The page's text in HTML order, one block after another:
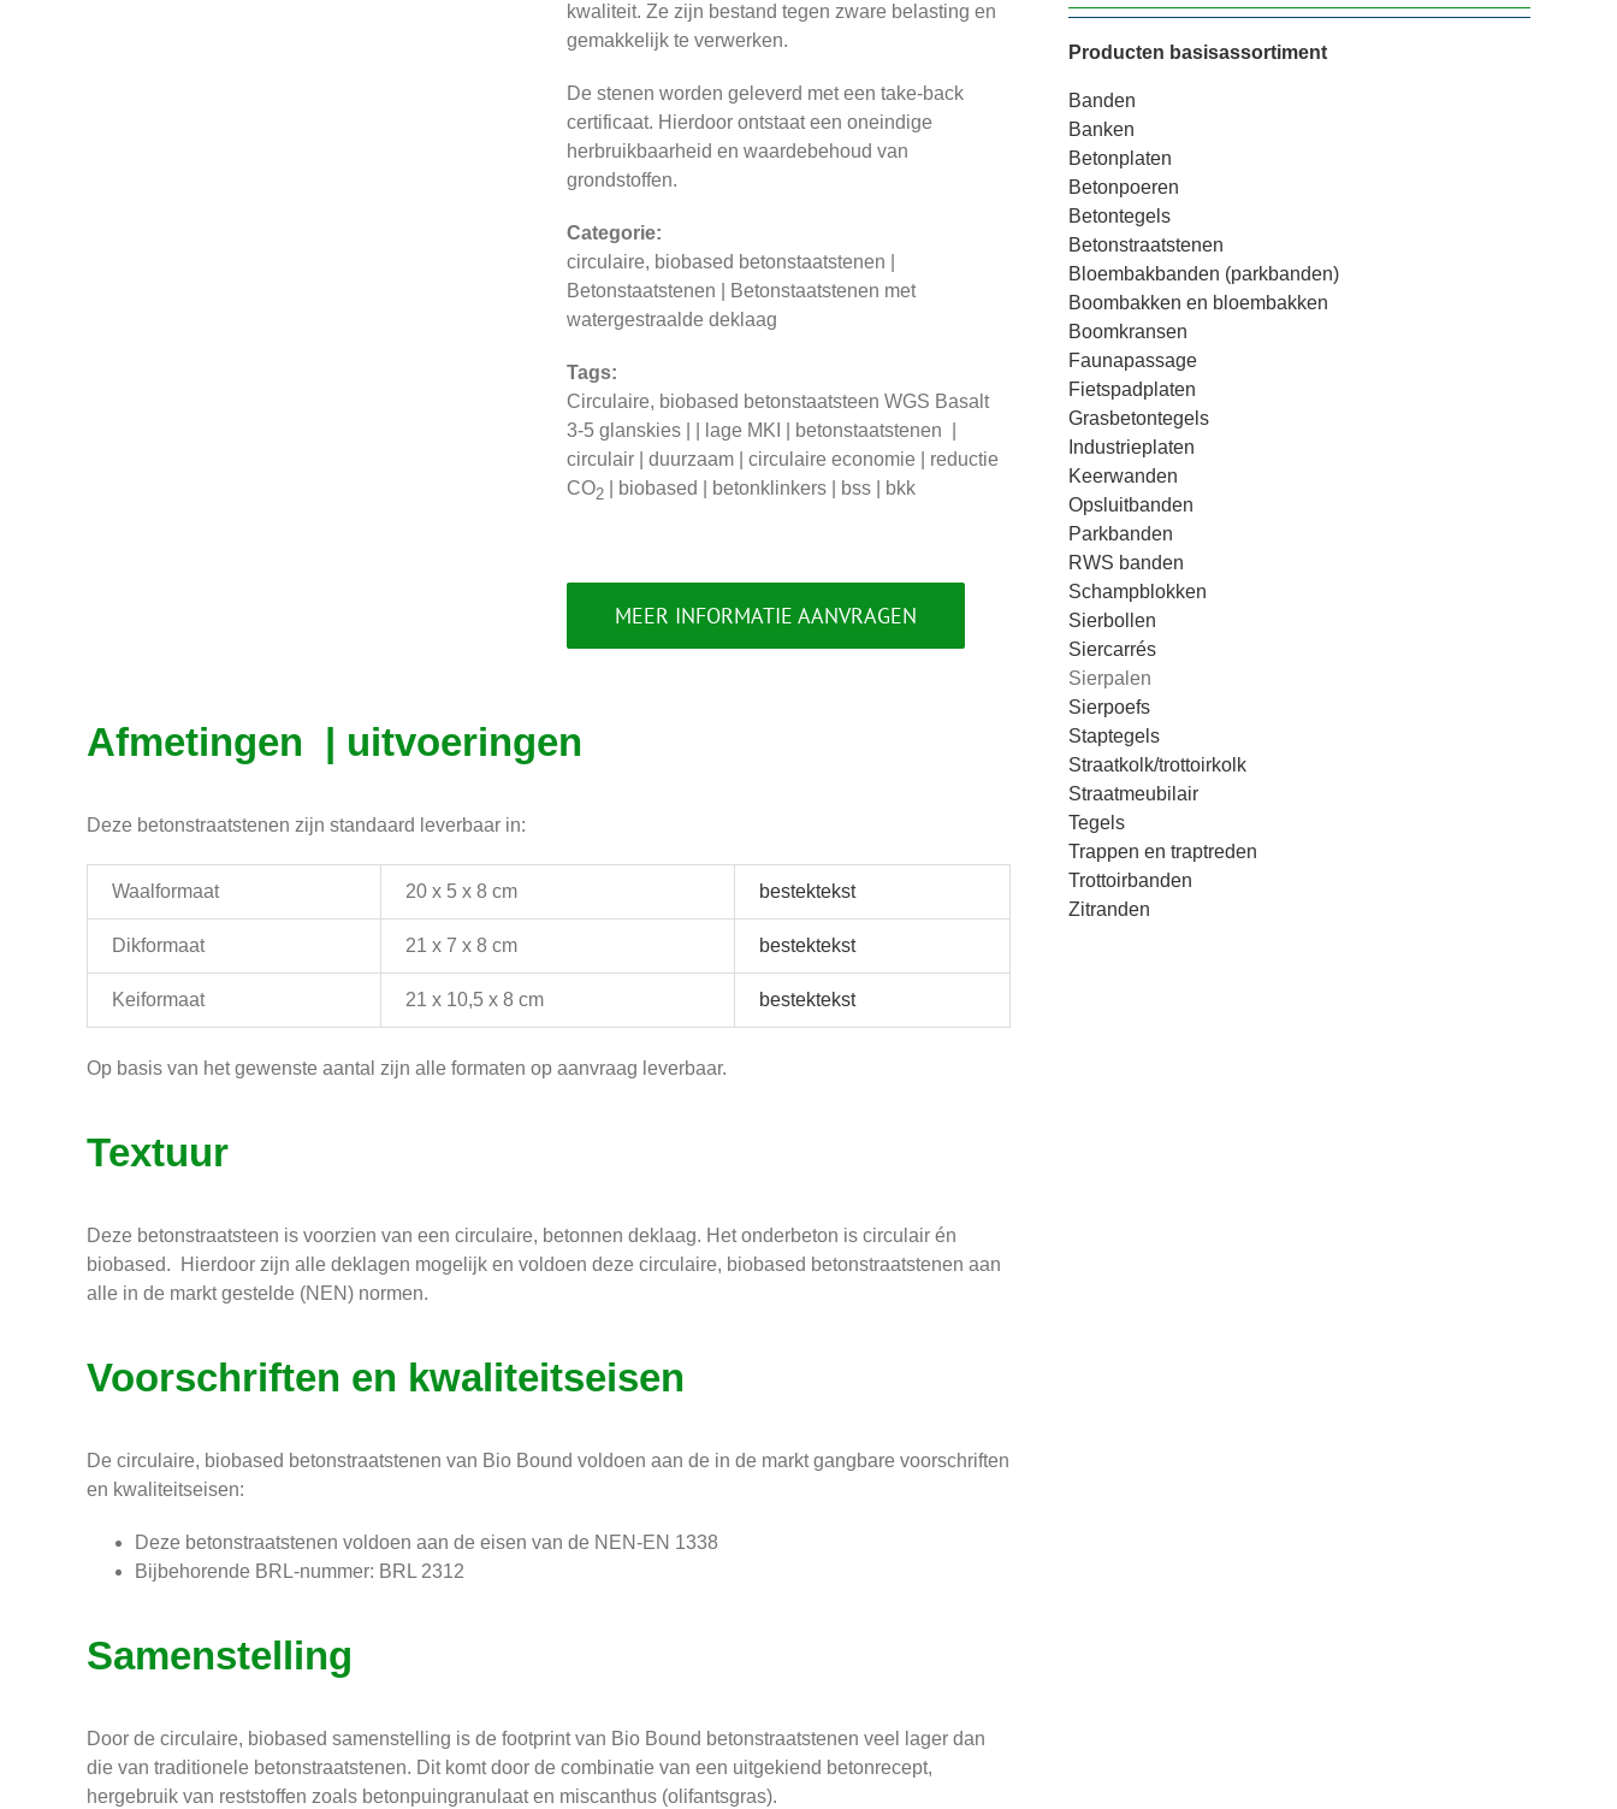
kwaliteit. Ze zijn bestand tegen zware belasting en
gemakkelijk te verwerken.
De stenen worden geleverd met een take-back
certificaat. Hierdoor ontstaat een oneindige
herbruikbaarheid en waardebehoud van
grondstoffen.
Categorie:
circulaire, biobased betonstaatstenen |
Betonstaatstenen | Betonstaatstenen met
watergestraalde deklaag
Tags:
Circulaire, biobased betonstaatsteen WGS Basalt
3-5 glanskies | | lage MKI | betonstaatstenen |
circulair | duurzaam | circulaire economie | reductie
CO2 | biobased | betonklinkers | bss | bkk
MEER INFORMATIE AANVRAGEN
Afmetingen | uitvoeringen
Deze betonstraatstenen zijn standaard leverbaar in:
Waalformaat 20 x 5 x 8 cm bestektekst
Dikformaat 21 x 7 x 8 cm bestektekst
Keiformaat 21 x 10,5 x 8 cm bestektekst
Op basis van het gewenste aantal zijn alle formaten op aanvraag leverbaar.
Textuur
Deze betonstraatsteen is voorzien van een circulaire, betonnen deklaag. Het onderbeton is circulair én
biobased. Hierdoor zijn alle deklagen mogelijk en voldoen deze circulaire, biobased betonstraatstenen aan
alle in de markt gestelde (NEN) normen.
Voorschriften en kwaliteitseisen
De circulaire, biobased betonstraatstenen van Bio Bound voldoen aan de in de markt gangbare voorschriften
en kwaliteitseisen:
Deze betonstraatstenen voldoen aan de eisen van de NEN-EN 1338
Bijbehorende BRL-nummer: BRL 2312
Samenstelling
Door de circulaire, biobased samenstelling is de footprint van Bio Bound betonstraatstenen veel lager dan
die van traditionele betonstraatstenen. Dit komt door de combinatie van een uitgekiend betonrecept,
hergebruik van reststoffen zoals betonpuingranulaat en miscanthus (olifantsgras).
Producten basisassortiment
Banden
Banken
Betonplaten
Betonpoeren
Betontegels
Betonstraatstenen
Bloembakbanden (parkbanden)
Boombakken en bloembakken
Boomkransen
Faunapassage
Fietspadplaten
Grasbetontegels
Industrieplaten
Keerwanden
Opsluitbanden
Parkbanden
RWS banden
Schampblokken
Sierbollen
Siercarrés
Sierpalen
Sierpoefs
Staptegels
Straatkolk/trottoirkolk
Straatmeubilair
Tegels
Trappen en traptreden
Trottoirbanden
Zitranden